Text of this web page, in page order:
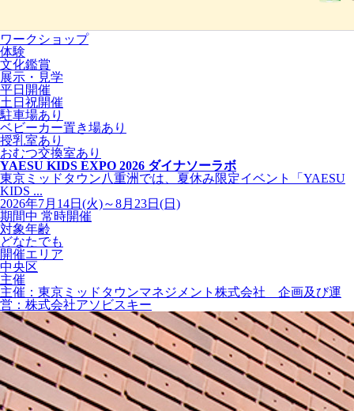
ワークショップ
体験
文化鑑賞
展示・見学
平日開催
土日祝開催
駐車場あり
ベビーカー置き場あり
授乳室あり
おむつ交換室あり
YAESU KIDS EXPO 2026 ダイナソーラボ
東京ミッドタウン八重洲では、夏休み限定イベント「YAESU
KIDS ...
2026年7月14日(火)～8月23日(日)
期間中 常時開催
対象年齢
どなたでも
開催エリア
中央区
主催
主催：東京ミッドタウンマネジメント株式会社 企画及び運
営：株式会社アソビスキー